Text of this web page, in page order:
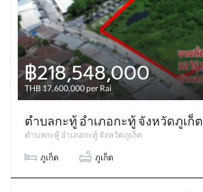
฿218,548,000
THB 17,600,000 per Rai
ตำบลกะทู้ อำเภอกะทู้ จังหวัดภูเก็ต
ตำบลกะทู้ อำเภอกะทู้ จังหวัดภูเก็ต
ภูเก็ต ภูเก็ต